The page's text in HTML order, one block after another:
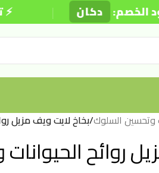
⚡ دكان |
وتحسين السلوك/بخاخ لايت ويف مزيل روائح
الحيوانات